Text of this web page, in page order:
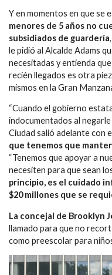
Y en momentos en que se
menores de 5 años no
subsidiados de guardería
le pidió al Alcalde Adams
necesitadas y entienda
recién llegados es otra
mismos en la Gran
“Cuando el gobierno
indocumentados al
Ciudad salió adelante con
que tenemos que
“Tenemos que apoyar a
necesiten para que sean
principio, es el cuidado
$20 millones que se
La concejal de Brooklyn
llamado para que no
como preescolar para